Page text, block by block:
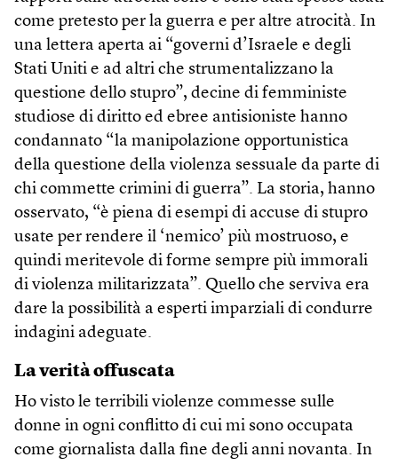
come pretesto per la guerra e per altre atrocità. In
una lettera aperta ai “governi d’Israele e degli
Stati Uniti e ad altri che strumentalizzano la
questione dello stupro”, decine di femministe
studiose di diritto ed ebree antisioniste hanno
condannato “la manipolazione opportunistica
della questione della violenza sessuale da parte di
chi commette crimini di guerra”. La storia, hanno
osservato, “è piena di esempi di accuse di stupro
usate per rendere il ‘nemico’ più mostruoso, e
quindi meritevole di forme sempre più immorali
di violenza militarizzata”. Quello che serviva era
dare la possibilità a esperti imparziali di condurre
indagini adeguate.
La verità offuscata
Ho visto le terribili violenze commesse sulle
donne in ogni conflitto di cui mi sono occupata
come giornalista dalla fine degli anni novanta. In